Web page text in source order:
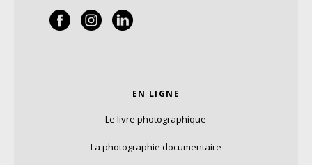
EN LIGNE
Le livre photographique
La photographie documentaire